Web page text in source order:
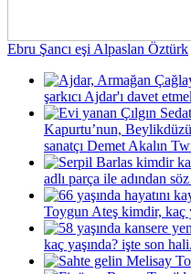
Ebru Şancı eşi Alpaslan Öztürk
şarkıcı Ajdar'ı davet
Kapurtu’nun,
sanatçı Demet Akalın
adlı parça ile adından
Toygun Ateş kimdir, kaç
kaç yaşında? işte son